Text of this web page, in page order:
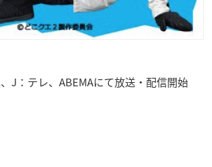
J：テレ、ABEMAにて放送・配信開始